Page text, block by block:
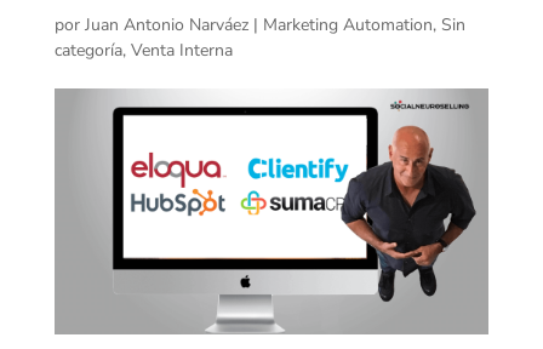
por Juan Antonio Narváez| Marketing Automation, Sin
categoría, Venta Interna